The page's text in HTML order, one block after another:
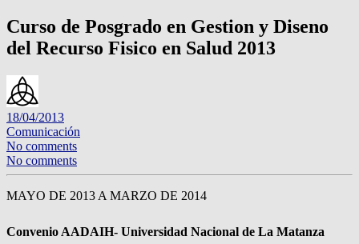
Curso de Posgrado en Gestion y Diseno
del Recurso Fisico en Salud 2013
18/04/2013
Comunicación
No comments
No comments
MAYO DE 2013 A MARZO DE 2014
Convenio AADAIH- Universidad Nacional de La Matanza